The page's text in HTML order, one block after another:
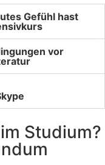
Gefühl hast
vor
Studium?